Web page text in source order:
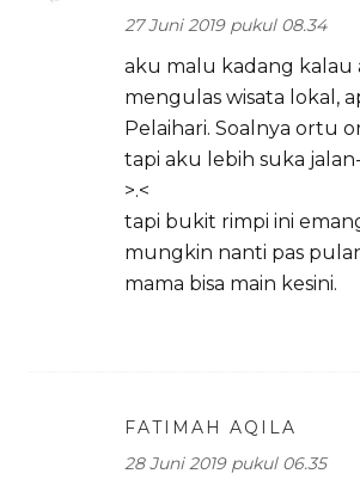
27 Juni 2019 pukul 08.34
aku malu kadang kalau
mengulas wisata lokal,
Pelaihari. Soalnya ortu
tapi aku lebih suka
>.<
tapi bukit rimpi ini
mungkin nanti pas
mama bisa main kesini.
FATIMAH AQILA
28 Juni 2019 pukul 06.35